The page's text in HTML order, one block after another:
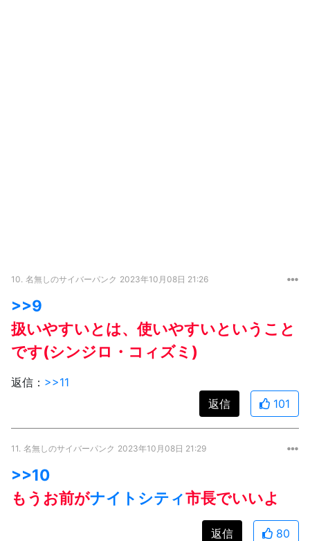
10. 名無しのサイバーパンク 2023年10月08日 21:26
>>9
扱いやすいとは、使いやすいということ
です(シンジロ・コィズミ)
返信： >>11
返信
101
11. 名無しのサイバーパンク 2023年10月08日 21:29
>>10
もうお前がナイトシティ市長でいいよ
返信 80